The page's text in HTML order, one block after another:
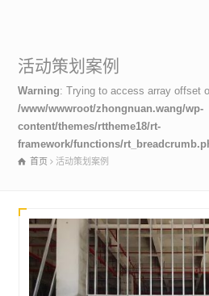
活动策划案例
Warning: Trying to access array offset
/www/wwwroot/zhongnuan.wang/wp-
content/themes/rttheme18/rt-
framework/functions/
首页 活动策划案例